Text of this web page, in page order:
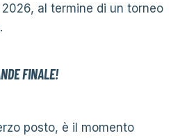
al termine di un torneo
FINALE!
posto, è il momento